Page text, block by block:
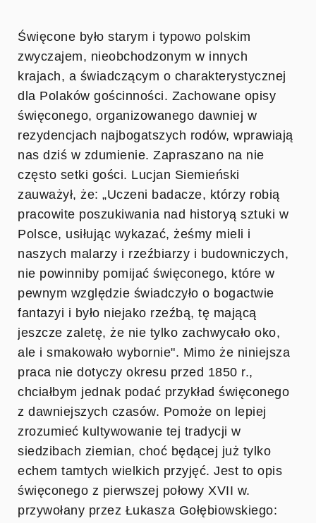
Święcone było starym i typowo polskim
zwyczajem, nieobchodzonym w innych
krajach, a świadczącym o charakterystycznej
dla Polaków gościnności. Zachowane opisy
święconego, organizowanego dawniej w
rezydencjach najbogatszych rodów, wprawiają
nas dziś w zdumienie. Zapraszano na nie
często setki gości. Lucjan Siemieński
zauważył, że: „Uczeni badacze, którzy robią
pracowite poszukiwania nad historyą sztuki w
Polsce, usiłując wykazać, żeśmy mieli i
naszych malarzy i rzeźbiarzy i budowniczych,
nie powinniby pomijać święconego, które w
pewnym względzie świadczyło o bogactwie
fantazyi i było niejako rzeźbą, tę mającą
jeszcze zaletę, że nie tylko zachwycało oko,
ale i smakowało wybornie". Mimo że niniejsza
praca nie dotyczy okresu przed 1850 r.,
chciałbym jednak podać przykład święconego
z dawniejszych czasów. Pomoże on lepiej
zrozumieć kultywowanie tej tradycji w
siedzibach ziemian, choć będącej już tylko
echem tamtych wielkich przyjęć. Jest to opis
święconego z pierwszej połowy XVII w.
przywołany przez Łukasza Gołębiowskiego: